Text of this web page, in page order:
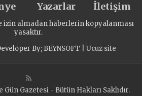
Yazarlar İletişim
izin almadan haberlerin kopyalanması
yasaktır.
By; BEYNSOFT Ucuz site
Gazetesi - Bütün Hakları Saklıdır.